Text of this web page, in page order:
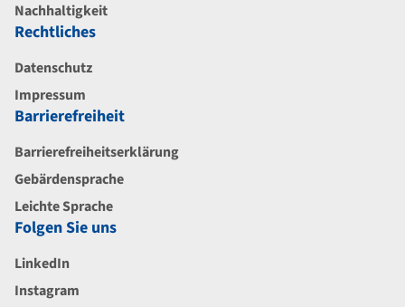
Nachhaltigkeit
Rechtliches
Datenschutz
Impressum
Barrierefreiheit
Barrierefreiheitserklärung
Gebärdensprache
Leichte Sprache
Folgen Sie uns
LinkedIn
Instagram